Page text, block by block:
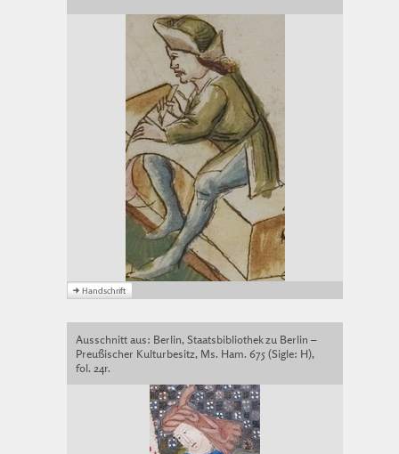
Ausschnitt aus: Berlin, Staatsbibliothek zu Berlin –
Preußischer Kulturbesitz, Ms. Ham. 675 (Sigle: H),
fol. 24r.